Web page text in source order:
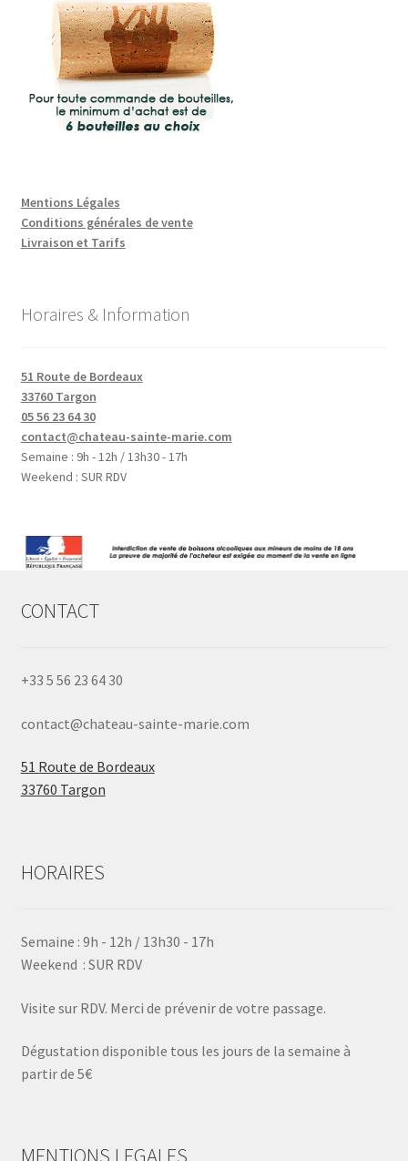
Mentions Légales
Conditions générales de vente
Livraison et Tarifs
Horaires & Information
51 Route de Bordeaux
33760 Targon
05 56 23 64 30
contact@chateau-sainte-marie.com
Semaine : 9h - 12h / 13h30 - 17h
Weekend : SUR RDV
CONTACT
+33 5 56 23 64 30
contact@chateau-sainte-marie.com
51 Route de Bordeaux
33760 Targon
HORAIRES
Semaine : 9h - 12h / 13h30 - 17h
Weekend : SUR RDV
Visite sur RDV. Merci de prévenir de votre passage.
Dégustation disponible tous les jours de la semaine à
partir de 5€